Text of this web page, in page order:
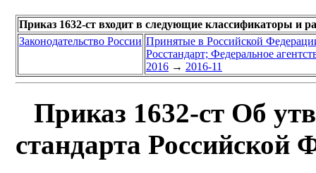
Приказ 1632-ст входит в следующие классификаторы и
Законодательство России Принятые в Российской
Росстандарт; Федеральное
2016 → 2016-11
Приказ 1632-ст Об
стандарта Российской